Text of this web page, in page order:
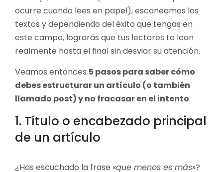
ocurre cuando lees en papel), escaneamos los
textos y dependiendo del éxito que tengas en
este campo, lograrás que tus lectores te lean
realmente hasta el final sin desviar su atención.
Veamos entonces 5 pasos para saber cómo
debes estructurar un artículo (o también
llamado post) y no fracasar en el intento.
1. Título o encabezado principal
de un artículo
¿Has escuchado la frase «que menos es más»?